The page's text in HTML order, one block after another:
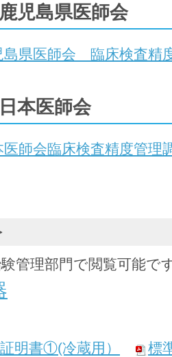
児島県医師会
県医師会 臨床検査精
本医師会
師会臨床検査精度管理
管理部門で閲覧可能で
明書①(冷蔵用）
標